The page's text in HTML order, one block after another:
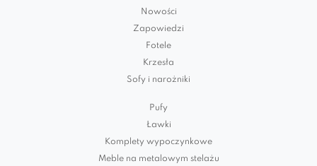
Nowości
Zapowiedzi
Fotele
Krzesła
Sofy i narożniki
Pufy
Ławki
Komplety wypoczynkowe
Meble na metalowym stelażu